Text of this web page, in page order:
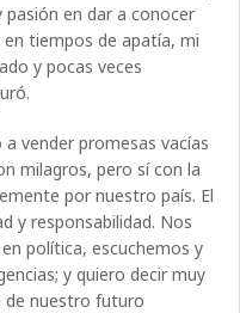
en dar a conocer
tiempos de apatía, mi
y pocas veces
vender promesas vacías
milagros, pero sí con la
por nuestro país. El
y responsabilidad. Nos
política, escuchemos y
y quiero decir muy
de nuestro futuro